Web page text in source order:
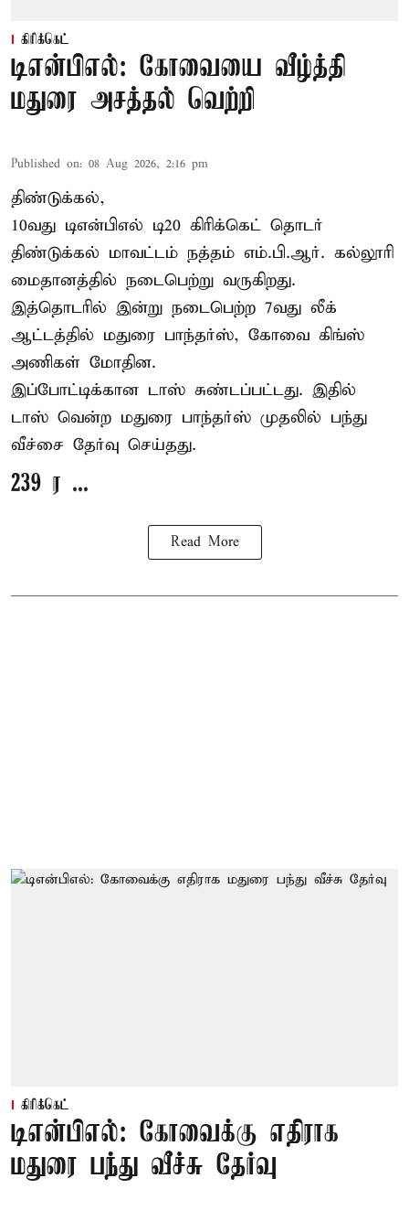
கிரிக்கெட்
டிஎன்பிஎல்: கோவையை வீழ்த்தி
மதுரை அசத்தல் வெற்றி
Published on: 08 Aug 2026, 2:16 pm
திண்டுக்கல்,
10வது டிஎன்பிஎல் டி20 கிரிக்கெட் தொடர்
திண்டுக்கல் மாவட்டம் நத்தம் எம்.பி.ஆர். கல்லூரி
மைதானத்தில் நடைபெற்று வருகிறது.
இத்தொடரில் இன்று நடைபெற்ற 7வது லீக்
ஆட்டத்தில் மதுரை பாந்தர்ஸ், கோவை கிங்ஸ்
அணிகள் மோதின.
இப்போட்டிக்கான டாஸ் சுண்டப்பட்டது. இதில்
டாஸ் வென்ற மதுரை பாந்தர்ஸ் முதலில் பந்து
வீச்சை தேர்வு செய்தது.
239 ர ...
Read More
கிரிக்கெட்
டிஎன்பிஎல்: கோவைக்கு எதிராக
மதுரை பந்து வீச்சு தேர்வு